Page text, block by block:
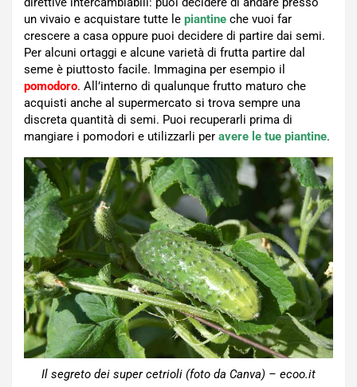
un vivaio e acquistare tutte le piantine che vuoi far
crescere a casa oppure puoi decidere di partire dai semi.
Per alcuni ortaggi e alcune varietà di frutta partire dal
seme è piuttosto facile. Immagina per esempio il
pomodoro. All’interno di qualunque frutto maturo che
acquisti anche al supermercato si trova sempre una
discreta quantità di semi. Puoi recuperarli prima di
mangiare i pomodori e utilizzarli per avere le tue piantine.
Il segreto dei super cetrioli (foto da Canva) – ecoo.it